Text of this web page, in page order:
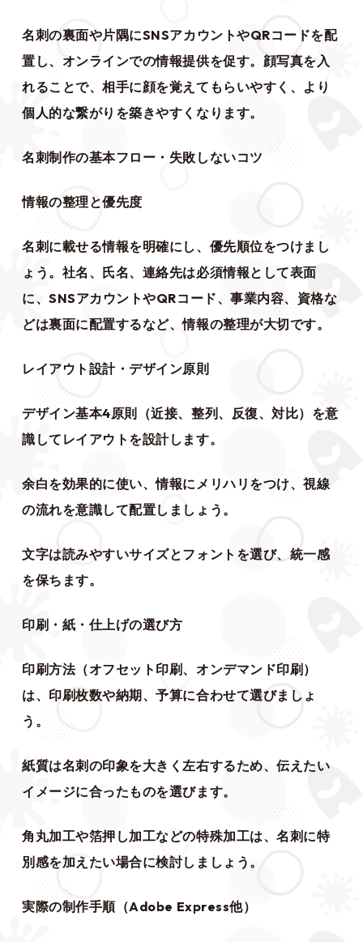
名刺の裏面や片隅にSNSアカウントやQRコードを配
置し、オンラインでの情報提供を促す。顔写真を入
れることで、相手に顔を覚えてもらいやすく、より
個人的な繋がりを築きやすくなります。
名刺制作の基本フロー・失敗しないコツ
情報の整理と優先度
名刺に載せる情報を明確にし、優先順位をつけまし
ょう。社名、氏名、連絡先は必須情報として表面
に、SNSアカウントやQRコード、事業内容、資格な
どは裏面に配置するなど、情報の整理が大切です。
レイアウト設計・デザイン原則
デザイン基本4原則（近接、整列、反復、対比）を意
識してレイアウトを設計します。
余白を効果的に使い、情報にメリハリをつけ、視線
の流れを意識して配置しましょう。
文字は読みやすいサイズとフォントを選び、統一感
を保ちます。
印刷・紙・仕上げの選び方
印刷方法（オフセット印刷、オンデマンド印刷）
は、印刷枚数や納期、予算に合わせて選びましょ
う。
紙質は名刺の印象を大きく左右するため、伝えたい
イメージに合ったものを選びます。
角丸加工や箔押し加工などの特殊加工は、名刺に特
別感を加えたい場合に検討しましょう。
実際の制作手順（Adobe Express他）